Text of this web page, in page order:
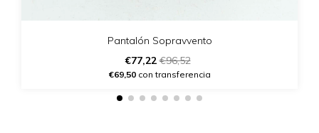
Pantalón Sopravvento
€77,22€96,52
€69,50con transferencia